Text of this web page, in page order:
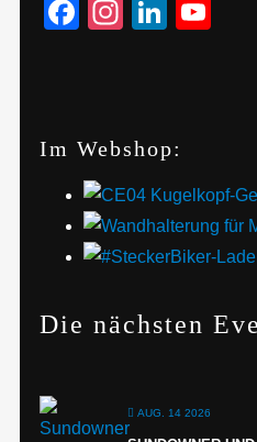
Facebook
Im Webshop:
Die nächsten
AUG. 14 2026